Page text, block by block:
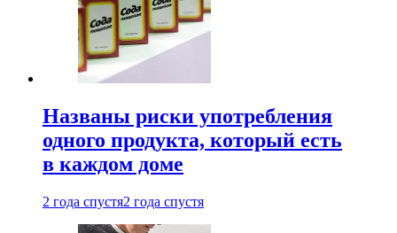
Названы риски употребления
одного продукта, который есть
в каждом доме
2 года спустя2 года спустя